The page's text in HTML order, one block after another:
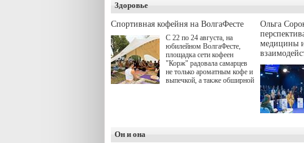
Здоровье
Спортивная кофейня на ВолгаФесте
С 22 по 24 августа, на
юбилейном ВолгаФесте,
площадка сети кофеен
"Корж" радовала самарцев
не только ароматным кофе и
выпечкой, а также обширной
Ольга
медицины
Он и она